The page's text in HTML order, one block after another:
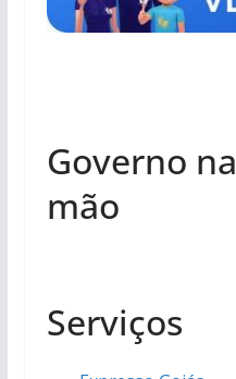
Governo
mão
Serviços